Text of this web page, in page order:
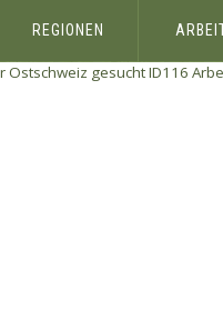
REGIONEN
Ostschweiz gesucht ID116